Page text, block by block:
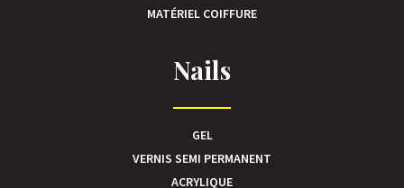
MATÉRIEL COIFFURE
Nails
GEL
VERNIS SEMI PERMANENT
ACRYLIQUE